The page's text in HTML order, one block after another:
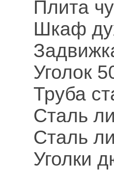
Плита
Шкаф
Уголок
Труба
Сталь
Сталь
Уголки